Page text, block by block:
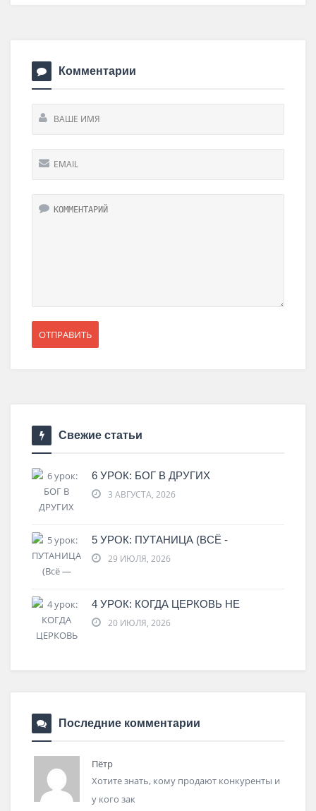
Комментарии
Свежие статьи
6 УРОК: БОГ В ДРУГИХ
3 АВГУСТА, 2026
5 УРОК: ПУТАНИЦА (ВСЁ -
29 ИЮЛЯ, 2026
4 УРОК: КОГДА ЦЕРКОВЬ НЕ
20 ИЮЛЯ, 2026
Последние комментарии
Пётр
Хотите знать, кому продают конкуренты и
у кого зак